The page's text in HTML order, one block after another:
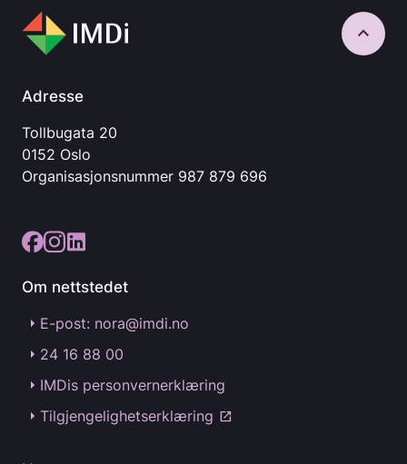
keyboard_arrow_up
Adresse
Tollbugata 20
0152 Oslo
Organisasjonsnummer 987 879 696
Om nettstedet
E-post: nora@imdi.no
24 16 88 00
IMDis personvernerklæring
Tilgjengelighetserklæring open_in_new